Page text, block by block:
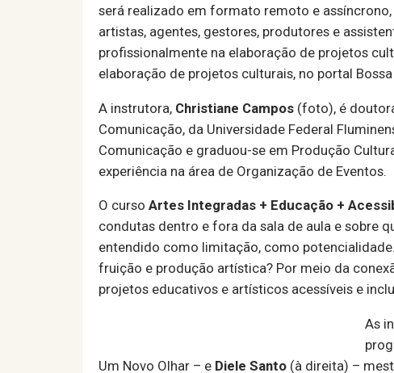
será realizado em formato remoto e
artistas, agentes, gestores, produtores e
profissionalmente na elaboração de projetos
elaboração de projetos culturais, no portal
A instrutora, Christiane Campos (foto), é
Comunicação, da Universidade Federal
Comunicação e graduou-se em Produção
experiência na área de Organização de Eventos.
O curso Artes Integradas + Educação +
condutas dentro e fora da sala de aula e sobre
entendido como limitação, como
fruição e produção artística? Por meio da
projetos educativos e artísticos acessíveis e
As
Um Novo Olhar – e Diele Santo (à direita) –